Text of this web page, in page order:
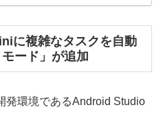
に複雑なタスクを自動
ード」が追加
発環境であるAndroid Studio